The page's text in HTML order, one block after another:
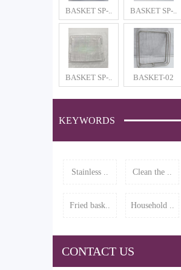
BASKET SP-.. BASKET SP-..
BASKET SP-.. BASKET-02
KEYWORDS
Stainless .. Clean the ..
Fried bask.. Household ..
CONTACT US